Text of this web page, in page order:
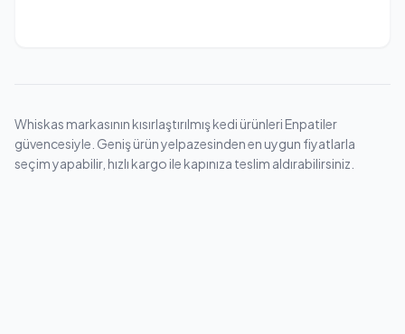
Whiskas markasının kısırlaştırılmış kedi ürünleri Enpatiler
güvencesiyle. Geniş ürün yelpazesinden en uygun fiyatlarla
seçim yapabilir, hızlı kargo ile kapınıza teslim aldırabilirsiniz.